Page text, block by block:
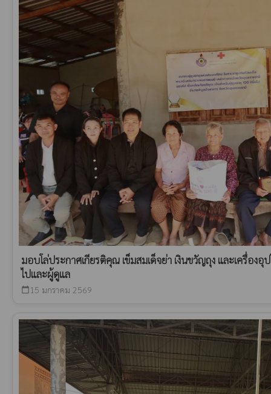
มอบโล่ประกาศเกียรติคุณ เข็มสมเด็จย่า เงินขวัญถุง และเครื่อง
ไปและผู้ดูแล
calendar_today 15 มกราคม 2569